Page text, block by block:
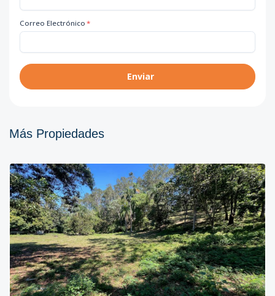
Correo Electrónico *
Enviar
Más Propiedades